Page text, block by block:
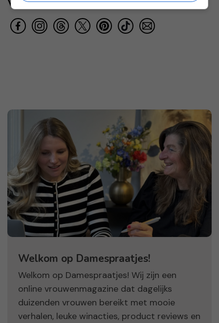
Welkom op Damespraatjes!
Welkom op Damespraatjes! Wij zijn een
online vrouwenmagazine dat dagelijks
duizenden vrouwen bereikt met mooie
verhalen, leuke winacties, product reviews en